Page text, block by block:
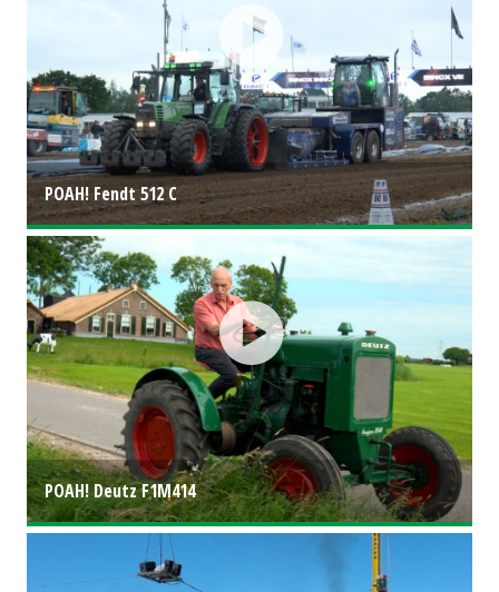
POAH! Fendt 512 C
POAH! Deutz F1M414